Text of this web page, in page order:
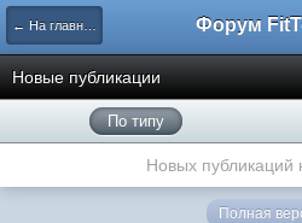
← На главную Форум
Новые публикации
По типу
Новых публикаций
Полная